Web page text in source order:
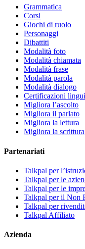
Grammatica
Corsi
Giochi di ruolo
Personaggi
Dibattiti
Modalità foto
Modalità chiamata
Modalità frase
Modalità parola
Modalità dialogo
Certificazioni
Migliora l’ascolto
Migliora il parlato
Migliora la lettura
Migliora la scrittura
Partenariati
Talkpal per
Talkpal per le
Talkpal per le
Talkpal per il Non
Talkpal per
Talkpal Affiliato
Azienda